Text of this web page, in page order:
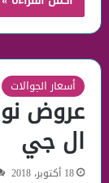
أسعار الجوالات
عروض
ال جي
18 أكتوبر، 2018